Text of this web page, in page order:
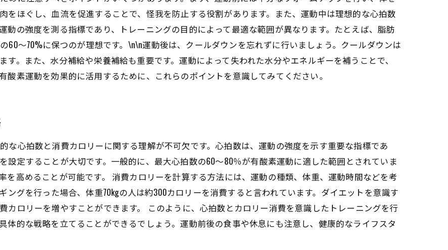
をほぐし、血流を促進することで、怪我を防止する役割があります。また、運動中は理想的な心拍数
動の強度を測る指標であり、トレーニングの目的によって最適な範囲が異なります。たとえば、脂肪
60〜70%に保つのが理想です。\n\n運動後は、クールダウンを忘れずに行いましょう。クールダウンは
。また、水分補給や栄養補給も重要です。運動によって失われた水分やエネルギーを補うことで、
素運動を効果的に活用するために、これらのポイントを意識してみてください。
な心拍数と消費カロリーに関する理解が不可欠です。心拍数は、運動の強度を示す重要な指標であ
設定することが大切です。一般的に、最大心拍数の60〜80％が有酸素運動に適した範囲とされていま
を高めることが可能です。 消費カロリーを計算する方法には、運動の種類、体重、運動時間などを考
ングを行った場合、体重70kgの人は約300カロリーを消費すると言われています。ダイエットを意識す
カロリーを増やすことができます。 このように、心拍数とカロリー消費を意識したトレーニングを行
体的な戦略を立てることができるでしょう。運動前後の食事や休息にも注意し、健康的なライフスタ